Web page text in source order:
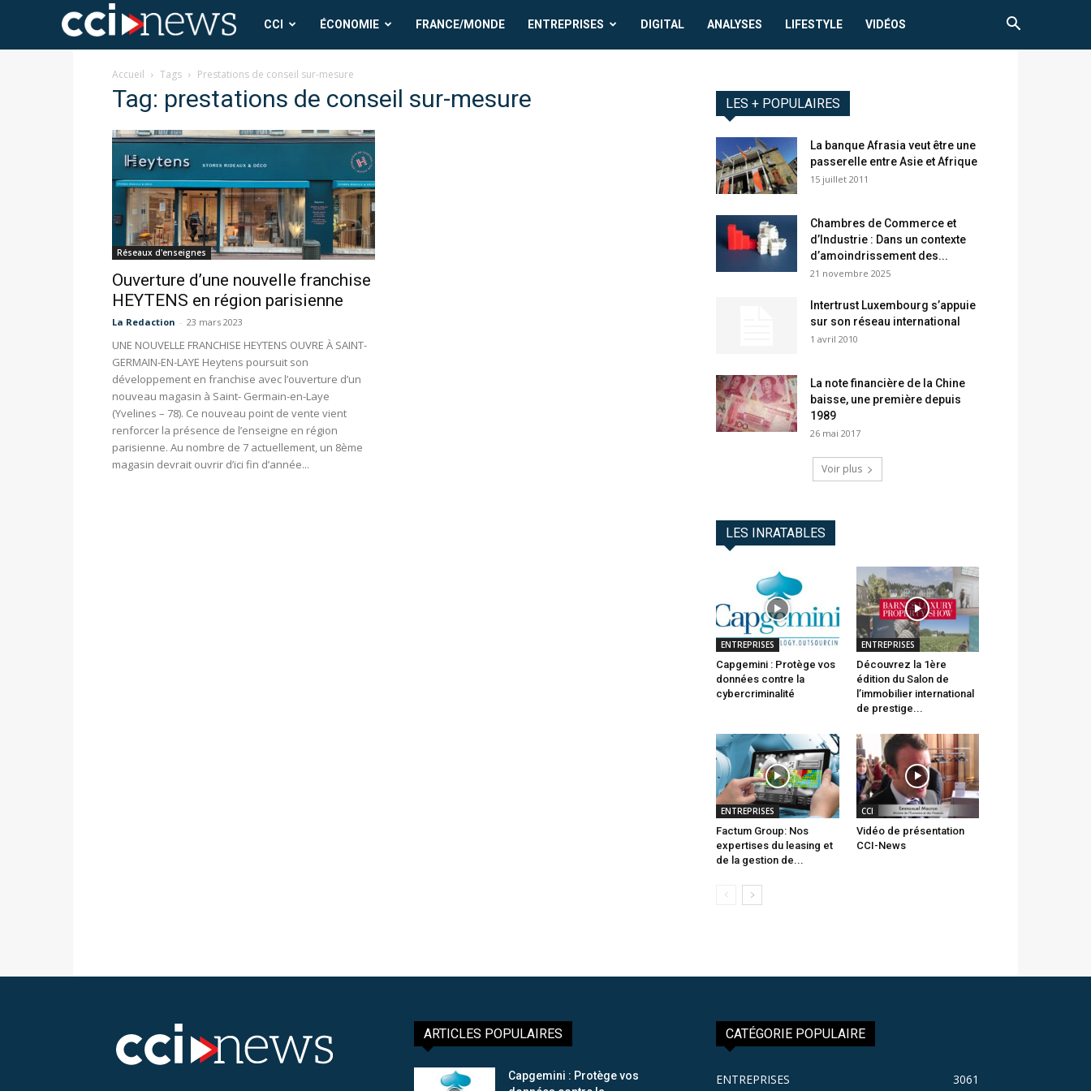
CCI
News
CCI ÉCONOMIE FRANCE/MONDE ENTREPRISES DIGITAL ANALYSES LIFESTYLE VIDÉOS
Accueil Tags Prestations de conseil sur-mesure
Tag: prestations de conseil sur-mesure
Réseaux d'enseignes
Ouverture d’une nouvelle franchise
HEYTENS en région parisienne
La Redaction - 23 mars 2023
UNE NOUVELLE FRANCHISE HEYTENS OUVRE À SAINT-
GERMAIN-EN-LAYE Heytens poursuit son
développement en franchise avec l’ouverture d’un
nouveau magasin à Saint- Germain-en-Laye
(Yvelines – 78). Ce nouveau point de vente vient
renforcer la présence de l’enseigne en région
parisienne. Au nombre de 7 actuellement, un 8ème
magasin devrait ouvrir d’ici fin d’année...
LES + POPULAIRES
La banque Afrasia veut être une
passerelle entre Asie et Afrique
15 juillet 2011
Chambres de Commerce et
d’Industrie : Dans un contexte
d’amoindrissement des...
21 novembre 2025
Intertrust Luxembourg s’appuie
sur son réseau international
1 avril 2010
La note financière de la Chine
baisse, une première depuis
1989
26 mai 2017
Voir plus
LES INRATABLES
ENTREPRISES
Capgemini : Protège vos
données contre la
cybercriminalité
ENTREPRISES
Découvrez la 1ère
édition du Salon de
l’immobilier international
de prestige...
ENTREPRISES
Factum Group: Nos
expertises du leasing et
de la gestion de...
CCI
Vidéo de présentation
CCI-News
ARTICLES POPULAIRES
Capgemini : Protège vos
CATÉGORIE POPULAIRE
ENTREPRISES 3061